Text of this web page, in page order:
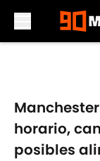
horario,
posibles